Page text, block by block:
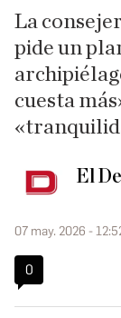
La
pide un
cuesta
El
07 may. 2026 -
0